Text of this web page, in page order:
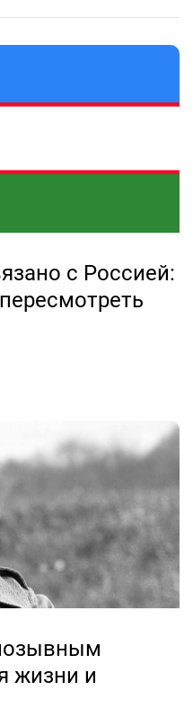
с Россией:
жизни и